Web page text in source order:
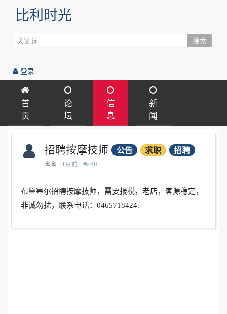
比利时光
搜索
登录
首
页
论
坛
信
息
新
闻
招聘按摩技师 公告 求职 招聘
幺幺 1月前 68
布鲁塞尔招聘按摩技师，需要报税，老店，客源稳定，
非诚勿扰，联系电话：0465718424.